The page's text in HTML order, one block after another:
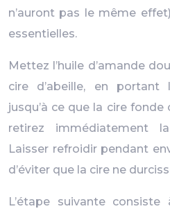
n’auront pas le même
essentielles.
Mettez l’huile d’amande
cire d’abeille, en
jusqu’à ce que la cire
retirez immédiatement
Laisser refroidir pendant
d’éviter que la cire ne
L’étape suivante